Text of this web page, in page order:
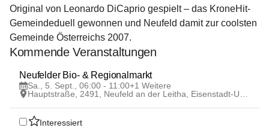
Original von Leonardo DiCaprio gespielt – das KroneHit-
Gemeindeduell gewonnen und Neufeld damit zur coolsten
Gemeinde Österreichs 2007.
Kommende Veranstaltungen
5
SEP
Neufelder Bio- & Regionalmarkt
Sa., 5. Sept., 06:00 - 11:00+1 Weitere
Interessiert